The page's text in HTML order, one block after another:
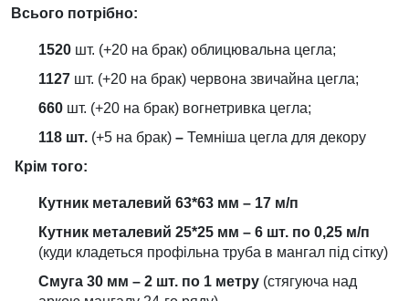
Всього потрібно:
1520 шт. (+20 на брак) облицювальна цегла;
1127 шт. (+20 на брак) червона звичайна цегла;
660 шт. (+20 на брак) вогнетривка цегла;
118 шт. (+5 на брак) – Темніша цегла для декору
Крім того:
Кутник металевий 63*63 мм – 17 м/п
Кутник металевий 25*25 мм – 6 шт. по 0,25 м/п
(куди кладеться профільна труба в мангал під сітку)
Смуга 30 мм – 2 шт. по 1 метру (стягуюча над